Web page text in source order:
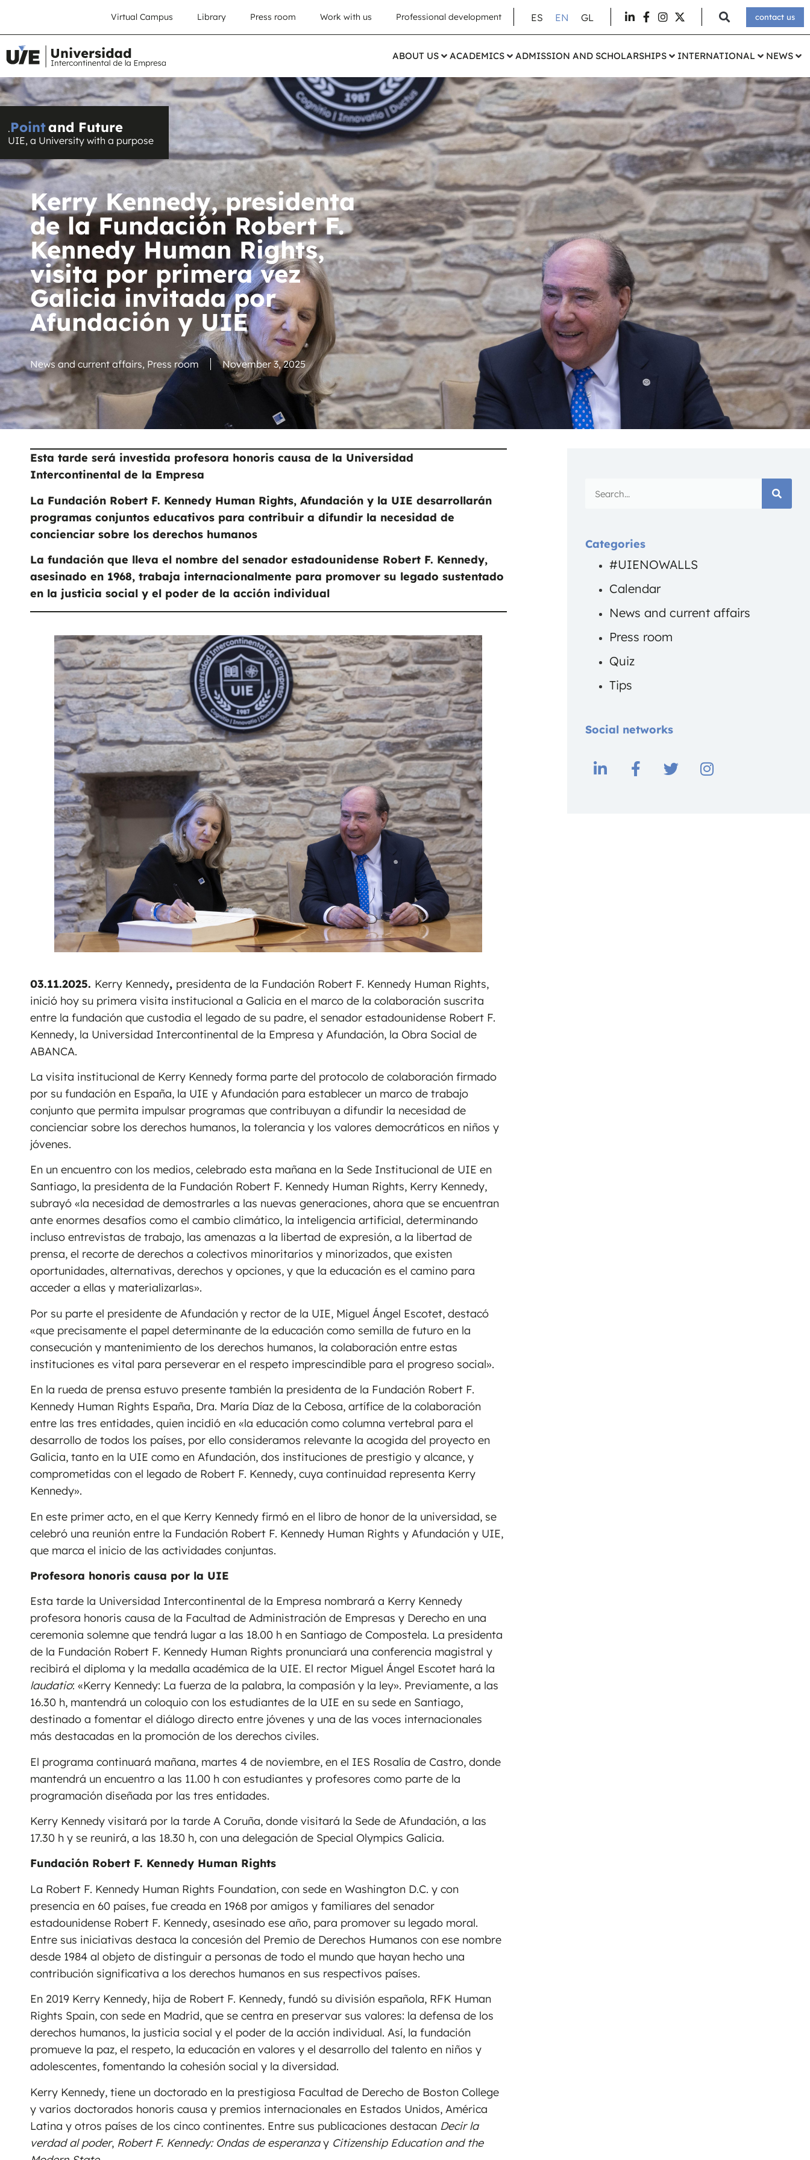
Virtual Campus Library Press room Work with us Professional development ES EN GL contact us
ABOUT US ACADEMICS ADMISSION AND SCHOLARSHIPS INTERNATIONAL NEWS
.Pointand Future
UIE, a University with a purpose
Kerry Kennedy, presidenta
de la Fundación Robert F.
Kennedy Human Rights,
visita por primera vez
Galicia invitada por
Afundación y UIE
News and current affairs, Press room November 3, 2025
Esta tarde será investida profesora honoris causa de la Universidad
Intercontinental de la Empresa
La Fundación Robert F. Kennedy Human Rights, Afundación y la UIE desarrollarán
programas conjuntos educativos para contribuir a difundir la necesidad de
concienciar sobre los derechos humanos
La fundación que lleva el nombre del senador estadounidense Robert F. Kennedy,
asesinado en 1968, trabaja internacionalmente para promover su legado sustentado
en la justicia social y el poder de la acción individual
03.11.2025. Kerry Kennedy, presidenta de la Fundación Robert F. Kennedy Human Rights,
inició hoy su primera visita institucional a Galicia en el marco de la colaboración suscrita
entre la fundación que custodia el legado de su padre, el senador estadounidense Robert F.
Kennedy, la Universidad Intercontinental de la Empresa y Afundación, la Obra Social de
ABANCA.
La visita institucional de Kerry Kennedy forma parte del protocolo de colaboración firmado
por su fundación en España, la UIE y Afundación para establecer un marco de trabajo
conjunto que permita impulsar programas que contribuyan a difundir la necesidad de
concienciar sobre los derechos humanos, la tolerancia y los valores democráticos en niños y
jóvenes.
En un encuentro con los medios, celebrado esta mañana en la Sede Institucional de UIE en
Santiago, la presidenta de la Fundación Robert F. Kennedy Human Rights, Kerry Kennedy,
subrayó «la necesidad de demostrarles a las nuevas generaciones, ahora que se encuentran
ante enormes desafíos como el cambio climático, la inteligencia artificial, determinando
incluso entrevistas de trabajo, las amenazas a la libertad de expresión, a la libertad de
prensa, el recorte de derechos a colectivos minoritarios y minorizados, que existen
oportunidades, alternativas, derechos y opciones, y que la educación es el camino para
acceder a ellas y materializarlas».
Por su parte el presidente de Afundación y rector de la UIE, Miguel Ángel Escotet, destacó
«que precisamente el papel determinante de la educación como semilla de futuro en la
consecución y mantenimiento de los derechos humanos, la colaboración entre estas
instituciones es vital para perseverar en el respeto imprescindible para el progreso social».
En la rueda de prensa estuvo presente también la presidenta de la Fundación Robert F.
Kennedy Human Rights España, Dra. María Díaz de la Cebosa, artífice de la colaboración
entre las tres entidades, quien incidió en «la educación como columna vertebral para el
desarrollo de todos los países, por ello consideramos relevante la acogida del proyecto en
Galicia, tanto en la UIE como en Afundación, dos instituciones de prestigio y alcance, y
comprometidas con el legado de Robert F. Kennedy, cuya continuidad representa Kerry
Kennedy».
En este primer acto, en el que Kerry Kennedy firmó en el libro de honor de la universidad, se
celebró una reunión entre la Fundación Robert F. Kennedy Human Rights y Afundación y UIE,
que marca el inicio de las actividades conjuntas.
Profesora honoris causa por la UIE
Esta tarde la Universidad Intercontinental de la Empresa nombrará a Kerry Kennedy
profesora honoris causa de la Facultad de Administración de Empresas y Derecho en una
ceremonia solemne que tendrá lugar a las 18.00 h en Santiago de Compostela. La presidenta
de la Fundación Robert F. Kennedy Human Rights pronunciará una conferencia magistral y
recibirá el diploma y la medalla académica de la UIE. El rector Miguel Ángel Escotet hará la
laudatio: «Kerry Kennedy: La fuerza de la palabra, la compasión y la ley». Previamente, a las
16.30 h, mantendrá un coloquio con los estudiantes de la UIE en su sede en Santiago,
destinado a fomentar el diálogo directo entre jóvenes y una de las voces internacionales
más destacadas en la promoción de los derechos civiles.
El programa continuará mañana, martes 4 de noviembre, en el IES Rosalía de Castro, donde
mantendrá un encuentro a las 11.00 h con estudiantes y profesores como parte de la
programación diseñada por las tres entidades.
Kerry Kennedy visitará por la tarde A Coruña, donde visitará la Sede de Afundación, a las
17.30 h y se reunirá, a las 18.30 h, con una delegación de Special Olympics Galicia.
Fundación Robert F. Kennedy Human Rights
La Robert F. Kennedy Human Rights Foundation, con sede en Washington D.C. y con
presencia en 60 países, fue creada en 1968 por amigos y familiares del senador
estadounidense Robert F. Kennedy, asesinado ese año, para promover su legado moral.
Entre sus iniciativas destaca la concesión del Premio de Derechos Humanos con ese nombre
desde 1984 al objeto de distinguir a personas de todo el mundo que hayan hecho una
contribución significativa a los derechos humanos en sus respectivos países.
En 2019 Kerry Kennedy, hija de Robert F. Kennedy, fundó su división española, RFK Human
Rights Spain, con sede en Madrid, que se centra en preservar sus valores: la defensa de los
derechos humanos, la justicia social y el poder de la acción individual. Así, la fundación
promueve la paz, el respeto, la educación en valores y el desarrollo del talento en niños y
adolescentes, fomentando la cohesión social y la diversidad.
Kerry Kennedy, tiene un doctorado en la prestigiosa Facultad de Derecho de Boston College
y varios doctorados honoris causa y premios internacionales en Estados Unidos, América
Latina y otros países de los cinco continentes. Entre sus publicaciones destacan Decir la
verdad al poder, Robert F. Kennedy: Ondas de esperanzay Citizenship Education and the
Categories
#UIENOWALLS
Calendar
News and current affairs
Press room
Quiz
Tips
Social networks